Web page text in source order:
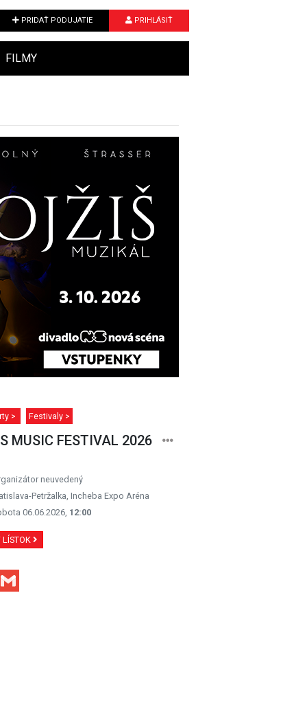
PRIDAŤ PODUJATIE PRIHLÁSIŤ
FILMY
> Festivaly >
MUSIC FESTIVAL 2026
neuvedený
Petržalka, Incheba Expo Aréna
06.06.2026, 12:00
LÍSTOK
Facebook